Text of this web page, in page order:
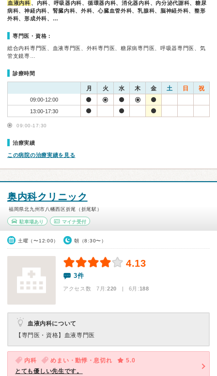
血液内科 、内科、呼吸器内科、循環器内科、消化器内科、内分泌代謝科、糖尿
病科、神経内科、腎臓内科、外科、心臓血管外科、乳腺科、脳神経外科、整形
外科、形成外科、…
専門医・資格：
総合内科専門医、血液専門医、外科専門医、糖尿病専門医、呼吸器専門医、気
管支鏡専…
診療時間
月 火 水 木 金 土 日 祝
09:00-12:00
13:00-17:30
09:00-17:30
治療実績
この病院の治療実績を見る
奥内科クリニック
福岡県北九州市八幡西区折尾（折尾駅）
駐車場あり マイナ受付
土曜（〜12:00） 朝（8:30〜）
4.13
3件
アクセス数 7月:220 | 6月:188
血液内科について
【専門医・資格】 血液専門医
内科 めまい・動悸・息切れ
5.0
とても優しい先生です。